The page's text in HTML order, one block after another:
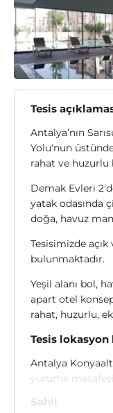
Tesis
Antalya’nın
Yolu'nun
rahat ve
Demak Evleri
yatak odasında
doğa, havuz
Tesisimizde açık
bulunmaktadır.
Yeşil alanı bol,
apart otel
rahat, huzurlu,
Tesis
Antalya
yürüme
Sahil